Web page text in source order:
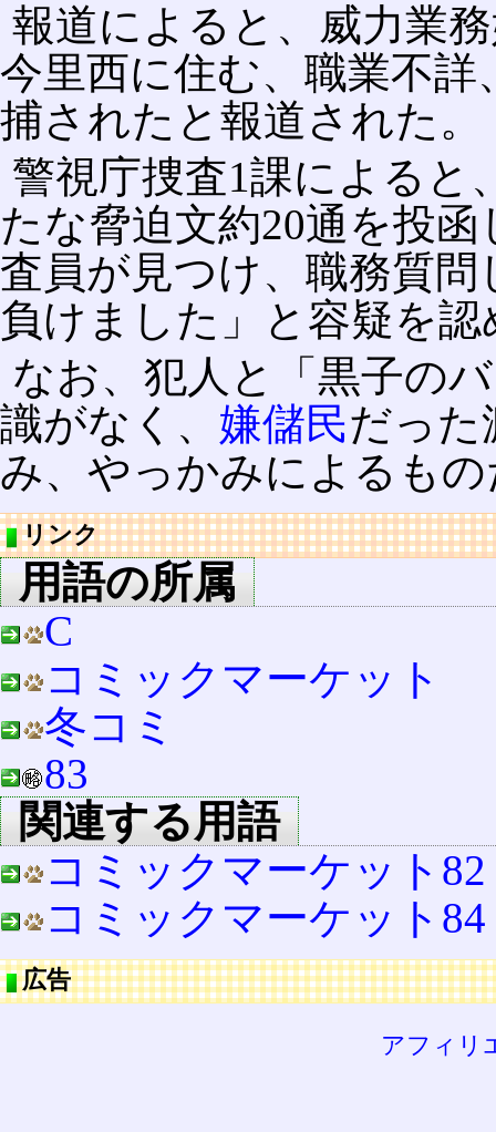
報道によると、威力業
今里西に住む、職業不
捕されたと報道された。
警視庁捜査1課によると
たな脅迫文約20通を投
査員が見つけ、職務質
負けました」と容疑を
なお、犯人と「黒子の
識がなく、 嫌儲民だった
み、やっかみによるも
リンク
用語の所属
C
コミックマーケット
冬コミ
83
関連する用語
コミックマーケット82
コミックマーケット84
広告
アフィリ